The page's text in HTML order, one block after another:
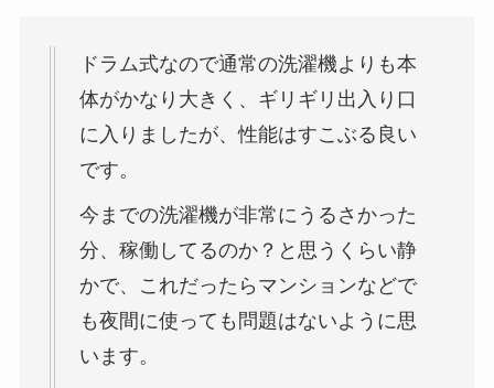
ドラム式なので通常の洗濯機よりも本
体がかなり大きく、ギリギリ出入り口
に入りましたが、性能はすこぶる良い
です。
今までの洗濯機が非常にうるさかった
分、稼働してるのか？と思うくらい静
かで、これだったらマンションなどで
も夜間に使っても問題はないように思
います。